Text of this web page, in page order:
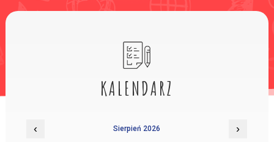
KALENDARZ
‹ Sierpień 2026 ›